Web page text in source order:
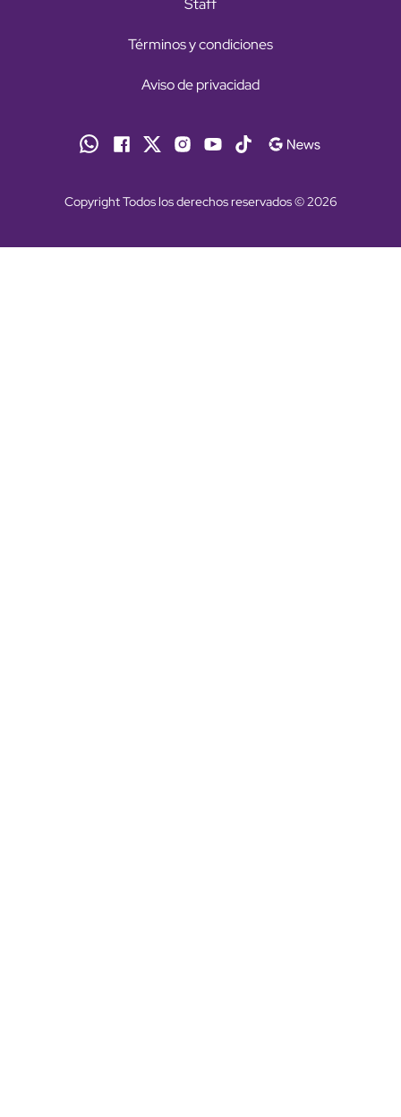
Staff
Términos y condiciones
Aviso de privacidad
Copyright Todos los derechos reservados © 2026